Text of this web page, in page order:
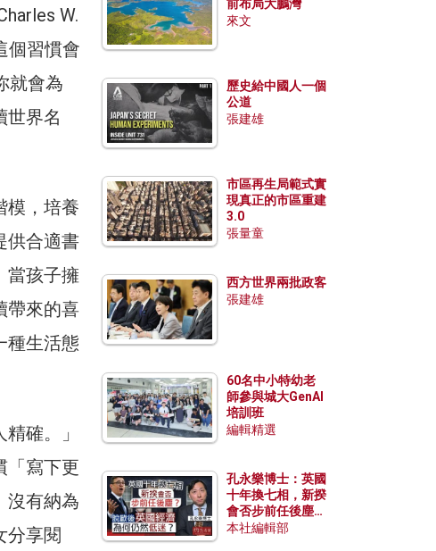
W.
個習慣會
就會為
世界名
模，培養
供合適書
當孩子擁
帶來的喜
種生活態
確。」
「寫下更
沒有納為
分享閱
前布局大鵬灣
來文
歷史給中國人一個
公道
張建雄
市區再生局範式實
現真正的市區重建
3.0
張量童
西方世界兩批政客
張建雄
60名中小特幼老
師參與城大GenAI
培訓班
編輯精選
孔永樂博士：英國
十年換七相，新揆
會否步前任後塵？
脫歐後英國經濟為
本社編輯部